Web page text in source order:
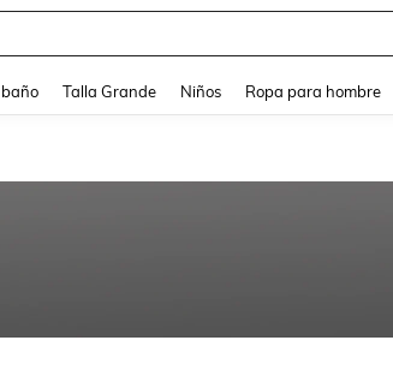
Talla Grande Niños Ropa para hombre